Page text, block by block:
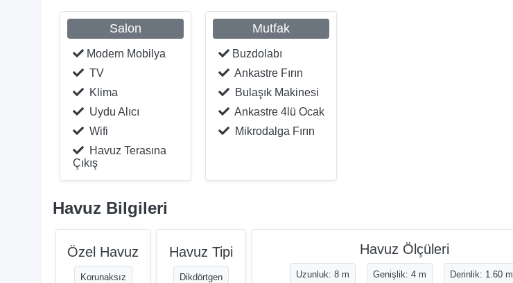
Salon
Modern Mobilya
TV
Klima
Uydu Alıcı
Wifi
Havuz Terasına
Çıkış
Mutfak
Buzdolabı
Ankastre Fırın
Bulaşık Makinesi
Ankastre 4lü Ocak
Mikrodalga Fırın
Havuz Bilgileri
Özel Havuz
Korunaksız
Havuz Tipi
Dikdörtgen
Havuz Ölçüleri
Uzunluk: 8 m Genişlik: 4 m Derinlik: 1.60 m